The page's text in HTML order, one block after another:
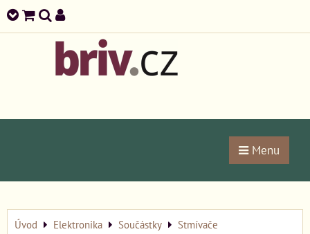
Menu
Úvod Elektronika Součástky
Stmívače